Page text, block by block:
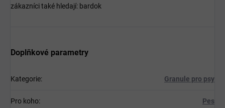
zákazníci také hledají: bardok
Doplňkové parametry
Kategorie: Granule pro psy
Pro koho: Pes